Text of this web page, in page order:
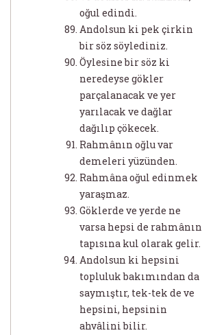
oğul edindi.
Andolsun ki pek çirkin
bir söz söylediniz.
Öylesine bir söz ki
neredeyse gökler
parçalanacak ve yer
yarılacak ve dağlar
dağılıp çökecek.
Rahmânın oğlu var
demeleri yüzünden.
Rahmâna oğul edinmek
yaraşmaz.
Göklerde ve yerde ne
varsa hepsi de rahmânın
tapısına kul olarak gelir.
Andolsun ki hepsini
topluluk bakımından da
saymıştır, tek-tek de ve
hepsini, hepsinin
ahvâlini bilir.